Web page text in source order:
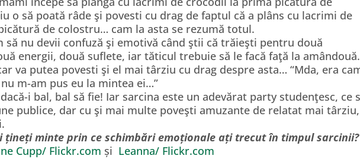
o să poată râde şi povesti cu drag de faptul că a plâns cu lacrimi de
de colostru… cam la asta se rezumă totul.
să nu devii confuză şi emotivă când ştii că trăieşti pentru două
energii, două suflete, iar tăticul trebuie să le facă faţă la
va putea povesti şi el mai târziu cu drag despre asta… “Mda, era
m-am pus eu la mintea ei…”
i bal, bal să fie! Iar sarcina este un adevărat party studenţesc, ce
publice, dar cu şi mai multe poveşti amuzante de relatat mai
țineți minte prin ce schimbări emoționale ați trecut în timpul sarcinii?
Cupp/ Flickr.com și Leanna/ Flickr.com